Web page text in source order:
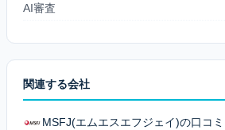
AI審査
関連する会社
MSFJ(エムエスエフジェイ)の口コ